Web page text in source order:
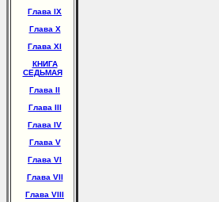
Глава IX
Глава X
Глава XI
КНИГА
СЕДЬМАЯ
Глава II
Глава III
Глава IV
Глава V
Глава VI
Глава VII
Глава VIII